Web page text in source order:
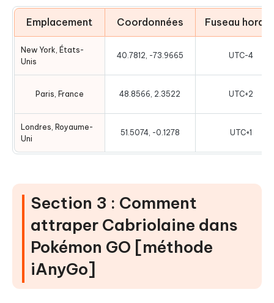
Emplacement Coordonnées Fuseau
New York, États-
Unis
40.7812, -73.9665 UTC-4
Paris, France 48.8566, 2.3522 UTC+2
Londres, Royaume-
Uni
51.5074, -0.1278 UTC+1
Section 3 : Comment
attraper Cabriolaine dans
Pokémon GO [méthode
iAnyGo]